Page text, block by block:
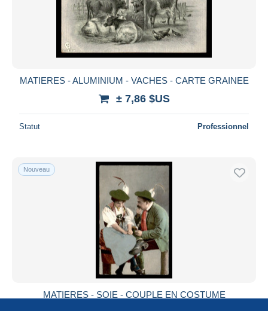
MATIERES - ALUMINIUM - VACHES - CARTE GRAINEE
± 7,86 $US
Statut Professionnel
Nouveau
MATIERES - SOIE - COUPLE EN COSTUME